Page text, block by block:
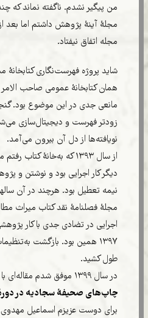
من پیگیر نشدم. ناگفته نماند که
مجلۀ آینۀ پژوهش داشتم اما بعد
مجله اتفاق نیفتاد.
شاید پروژه فهرست‌نگاری
همان کتابخانۀ عمومی صاحب
مانعی جدی در این موضوع بود.
زودتر فهرست و دیجیتال‌سازی
نویافته‌ها از دل آن بیرون می‌آمد.
از سال ۱۳۹۳ که به‌خانۀ
دیگر کار اجرایی بود و نوشتن و
نیمه تعطیل بود. هرچند در آن
مجلۀ فصلنامۀ نقد کتاب میراث
اجرایی در تضادی جدی با کار
۱۳۹۷ همین بود. بازگشت
طول کشید.
در سال ۱۳۹۹ موفق شدم مقاله‌ای با نام «
چاپ‌های صحیفۀ سجادیه در دورۀ
برای دوست عزیزم اسماعیل